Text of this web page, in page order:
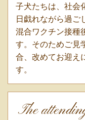
子犬たちは、社会
日戯れながら過ご
混合ワクチン接種
す。そのためご見
合、改めてお迎え
す。
The